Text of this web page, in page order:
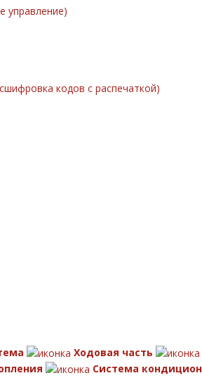
управление)
кодов с распечаткой)
Ходовая часть
Система